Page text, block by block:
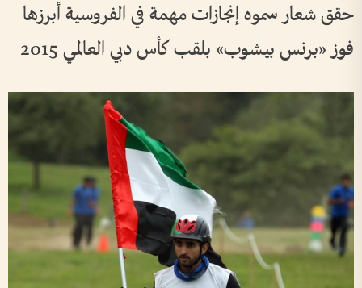
حقق شعار سموه إنجازات مهمة في الفروسية أبرزها
فوز «برنس بيشوب» بلقب كأس دبي العالمي 2015